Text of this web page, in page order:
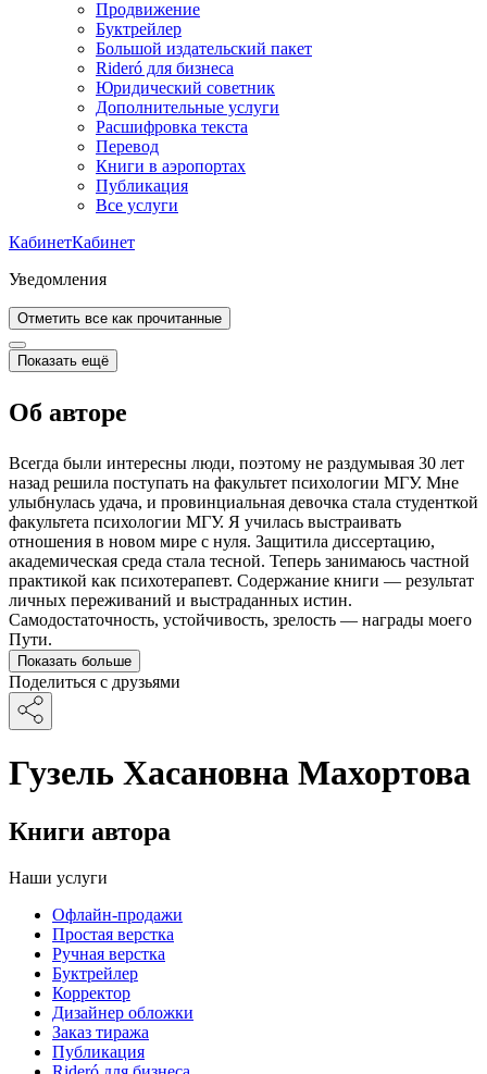
Продвижение
Буктрейлер
Большой издательский пакет
Rideró для бизнеса
Юридический советник
Дополнительные услуги
Расшифровка текста
Перевод
Книги в аэропортах
Публикация
Все услуги
КабинетКабинет
Уведомления
Отметить все как прочитанные
Показать ещё
Об авторе
Всегда были интересны люди, поэтому не раздумывая 30 лет
назад решила поступать на факультет психологии МГУ. Мне
улыбнулась удача, и провинциальная девочка стала студенткой
факультета психологии МГУ. Я училась выстраивать
отношения в новом мире с нуля. Защитила диссертацию,
академическая среда стала тесной. Теперь занимаюсь частной
практикой как психотерапевт. Содержание книги — результат
личных переживаний и выстраданных истин.
Самодостаточность, устойчивость, зрелость — награды моего
Пути.
Показать больше
Поделиться с друзьями
Гузель Хасановна Махортова
Книги автора
Наши услуги
Офлайн-продажи
Простая верстка
Ручная верстка
Буктрейлер
Корректор
Дизайнер обложки
Заказ тиража
Публикация